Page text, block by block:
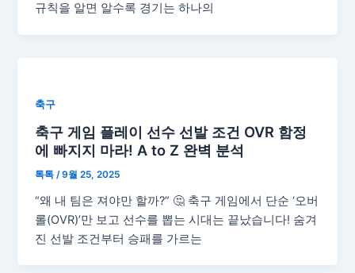
규칙을 알면 알수록 경기는 하나의
축구
축구 게임 플레이 선수 선발 조건 OVR 함정
에 빠지지 마라! A to Z 완벽 분석
톡톡 /9월 25, 2025
“왜 내 팀은 져야만 할까?” 🤔 축구 게임에서 단순 ‘오버
롤(OVR)’만 보고 선수를 뽑는 시대는 끝났습니다! 숨겨
진 선발 조건부터 승패를 가르는